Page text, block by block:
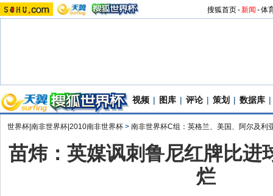
搜狐首页-新闻 -体
视频 | 图库 | 评论 | 策划 | 数据库 |
世界杯|南非世界杯|2010南非世界杯 > 南非世界杯C组：英格兰、美国、阿尔及利
苗炜：英媒讽刺鲁尼红牌比进
烂